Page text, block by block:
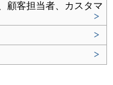
顧客担当者、カスタマ
>
>
>